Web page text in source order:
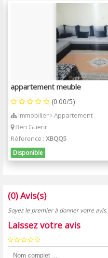
appartement meuble
(0.00/5)
Immobilier Appartement
Ben Guerir
Réference :XBQQ5
Disponible
(0) Avis(s)
Soyez le premier à donner votre avis.
Laissez votre avis